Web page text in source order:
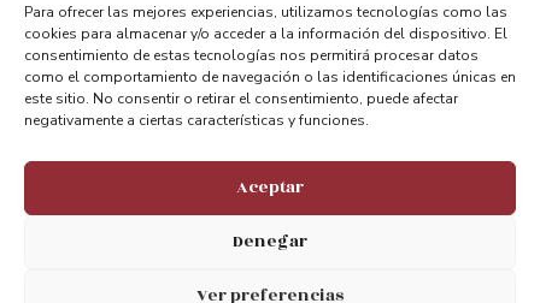
Para ofrecer las mejores experiencias, utilizamos tecnologías como las
cookies para almacenar y/o acceder a la información del dispositivo. El
consentimiento de estas tecnologías nos permitirá procesar datos
como el comportamiento de navegación o las identificaciones únicas en
este sitio. No consentir o retirar el consentimiento, puede afectar
negativamente a ciertas características y funciones.
Aceptar
Denegar
Ver preferencias
Llavero Lauburu
4.00€
Add to cart
Llavero Candado
4.50€
Add to cart